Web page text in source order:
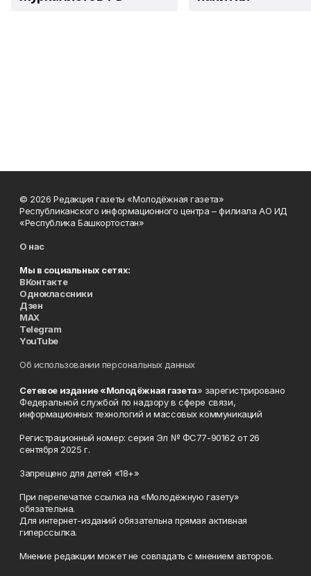
© 2026 Редакция газеты «Молодёжная газета»
Республиканского информационного центра – филиала АО ИД
«Республика Башкортостан»
О нас
Мы в социальных сетях:
ВКонтакте
Одноклассники
Дзен
MAX
Telegram
YouTube
Об использовании персональных данных
Сетевое издание «Молодёжная газета» зарегистрировано
Федеральной службой по надзору в сфере связи,
информационных технологий и массовых коммуникаций
Регистрационный номер: серия Эл № ФС77-90162 от 26
сентября 2025 г.
Запрещено для детей «18+»
При перепечатке ссылка на «Молодёжную газету»
обязательна.
Для интернет-изданий обязательна прямая активная
гиперссылка.
Мнение редакции может не совпадать с мнением авторов.